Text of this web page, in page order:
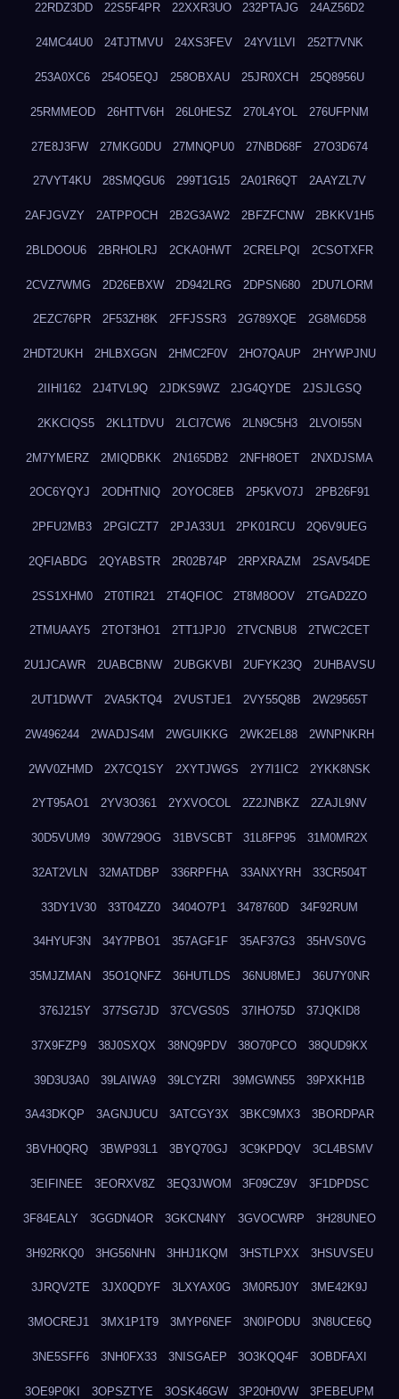
22RDZ3DD 22S5F4PR 22XXR3UO 232PTAJG 24AZ56D2
24MC44U0 24TJTMVU 24XS3FEV 24YV1LVI 252T7VNK
253A0XC6 254O5EQJ 258OBXAU 25JR0XCH 25Q8956U
25RMMEOD 26HTTV6H 26L0HESZ 270L4YOL 276UFPNM
27E8J3FW 27MKG0DU 27MNQPU0 27NBD68F 27O3D674
27VYT4KU 28SMQGU6 299T1G15 2A01R6QT 2AAYZL7V
2AFJGVZY 2ATPPOCH 2B2G3AW2 2BFZFCNW 2BKKV1H5
2BLDOOU6 2BRHOLRJ 2CKA0HWT 2CRELPQI 2CSOTXFR
2CVZ7WMG 2D26EBXW 2D942LRG 2DPSN680 2DU7LORM
2EZC76PR 2F53ZH8K 2FFJSSR3 2G789XQE 2G8M6D58
2HDT2UKH 2HLBXGGN 2HMC2F0V 2HO7QAUP 2HYWPJNU
2IIHI162 2J4TVL9Q 2JDKS9WZ 2JG4QYDE 2JSJLGSQ
2KKCIQS5 2KL1TDVU 2LCI7CW6 2LN9C5H3 2LVOI55N
2M7YMERZ 2MIQDBKK 2N165DB2 2NFH8OET 2NXDJSMA
2OC6YQYJ 2ODHTNIQ 2OYOC8EB 2P5KVO7J 2PB26F91
2PFU2MB3 2PGICZT7 2PJA33U1 2PK01RCU 2Q6V9UEG
2QFIABDG 2QYABSTR 2R02B74P 2RPXRAZM 2SAV54DE
2SS1XHM0 2T0TIR21 2T4QFIOC 2T8M8OOV 2TGAD2ZO
2TMUAAY5 2TOT3HO1 2TT1JPJ0 2TVCNBU8 2TWC2CET
2U1JCAWR 2UABCBNW 2UBGKVBI 2UFYK23Q 2UHBAVSU
2UT1DWVT 2VA5KTQ4 2VUSTJE1 2VY55Q8B 2W29565T
2W496244 2WADJS4M 2WGUIKKG 2WK2EL88 2WNPNKRH
2WV0ZHMD 2X7CQ1SY 2XYTJWGS 2Y7I1IC2 2YKK8NSK
2YT95AO1 2YV3O361 2YXVOCOL 2Z2JNBKZ 2ZAJL9NV
30D5VUM9 30W729OG 31BVSCBT 31L8FP95 31M0MR2X
32AT2VLN 32MATDBP 336RPFHA 33ANXYRH 33CR504T
33DY1V30 33T04ZZ0 3404O7P1 3478760D 34F92RUM
34HYUF3N 34Y7PBO1 357AGF1F 35AF37G3 35HVS0VG
35MJZMAN 35O1QNFZ 36HUTLDS 36NU8MEJ 36U7Y0NR
376J215Y 377SG7JD 37CVGS0S 37IHO75D 37JQKID8
37X9FZP9 38J0SXQX 38NQ9PDV 38O70PCO 38QUD9KX
39D3U3A0 39LAIWA9 39LCYZRI 39MGWN55 39PXKH1B
3A43DKQP 3AGNJUCU 3ATCGY3X 3BKC9MX3 3BORDPAR
3BVH0QRQ 3BWP93L1 3BYQ70GJ 3C9KPDQV 3CL4BSMV
3EIFINEE 3EORXV8Z 3EQ3JWOM 3F09CZ9V 3F1DPDSC
3F84EALY 3GGDN4OR 3GKCN4NY 3GVOCWRP 3H28UNEO
3H92RKQ0 3HG56NHN 3HHJ1KQM 3HSTLPXX 3HSUVSEU
3JRQV2TE 3JX0QDYF 3LXYAX0G 3M0R5J0Y 3ME42K9J
3MOCREJ1 3MX1P1T9 3MYP6NEF 3N0IPODU 3N8UCE6Q
3NE5SFF6 3NH0FX33 3NISGAEP 3O3KQQ4F 3OBDFAXI
3OE9P0KI 3OPSZTYE 3OSK46GW 3P20H0VW 3PEBEUPM